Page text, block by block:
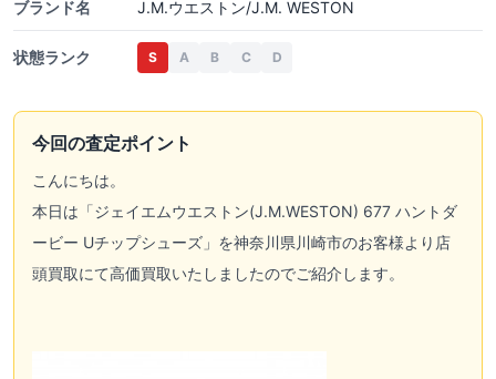
ブランド名 J.M.ウエストン/J.M. WESTON
状態ランク S A B C D
今回の査定ポイント
こんにちは。
本日は「ジェイエムウエストン(J.M.WESTON) 677 ハントダ
ービー Uチップシューズ」を神奈川県川崎市のお客様より店
頭買取にて高価買取いたしましたのでご紹介します。